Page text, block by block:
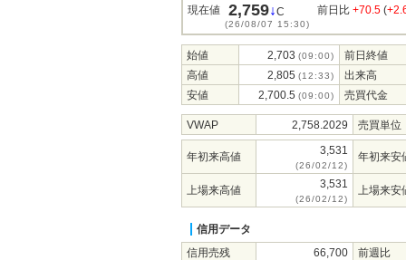
現在値 2,759↓C
(26/08/07 15:30)
前日比 +70.5 (
始値 2,703 (09:00)
前日終値
高値
2,805 (12:33)
出来高
安値
2,700.5 (09:00) 売買代金
VWAP 2,758.2029 売買単位
年初来高値 3,531
(26/02/12)
年初来安
上場来高値 3,531
(26/02/12)
上場来安
信用データ
信用売残
66,700
前週比